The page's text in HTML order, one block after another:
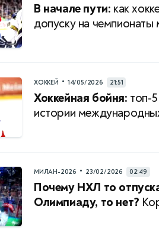
В начале пути: как
допуску на чемпионаты
ХОККЕЙ • 14/05/2026 21:51
Хоккейная бойня: топ-
истории
МИЛАН-2026 • 23/02/2026 02:49
Почему НХЛ то
Олимпиаду, то нет?